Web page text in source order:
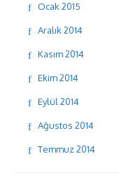
Ocak 2015
Aralık 2014
Kasım 2014
Ekim 2014
Eylül 2014
Ağustos 2014
Temmuz 2014